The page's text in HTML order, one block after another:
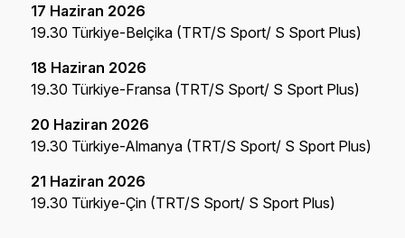
17 Haziran 2026
19.30 Türkiye-Belçika (TRT/S Sport/ S Sport Plus)
18 Haziran 2026
19.30 Türkiye-Fransa (TRT/S Sport/ S Sport Plus)
20 Haziran 2026
19.30 Türkiye-Almanya (TRT/S Sport/ S Sport Plus)
21 Haziran 2026
19.30 Türkiye-Çin (TRT/S Sport/ S Sport Plus)